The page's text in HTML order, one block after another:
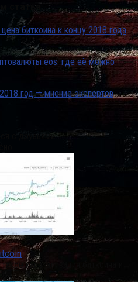
статья…
биткоина к концу 2018 года
eos. где её можно
год — мнение экспертов
с друзьями:
капитализация биткоина и